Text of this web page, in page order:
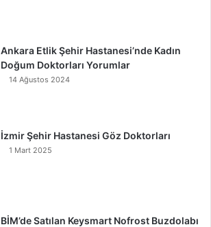
Ankara Etlik Şehir Hastanesi’nde Kadın
Doğum Doktorları Yorumlar
14 Ağustos 2024
İzmir Şehir Hastanesi Göz Doktorları
1 Mart 2025
BİM’de Satılan Keysmart Nofrost Buzdolabı